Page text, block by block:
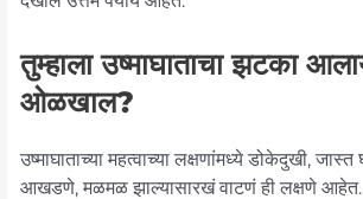
तुम्हाला उष्माघाताचा झटका
ओळखाल?
उष्माघाताच्या महत्वाच्या लक्षणांमध्ये डोकेदुखी,
आखडणे, मळमळ झाल्यासारखं वाटणं ही लक्षणे आहेत.